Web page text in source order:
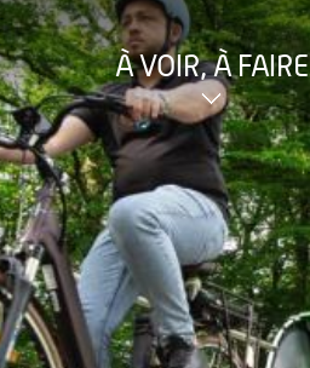
À VOIR, À FAIRE